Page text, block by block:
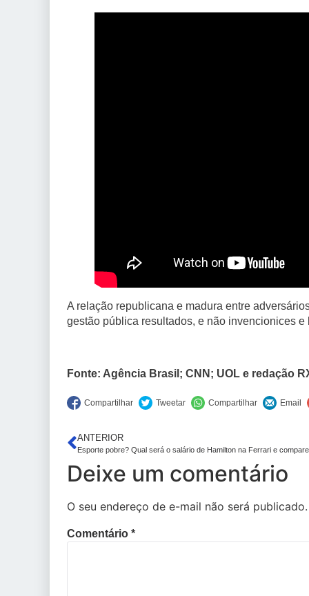
A relação republicana e madura entre
gestão pública resultados, e não invencionices e
Fonte: Agência Brasil; CNN; UOL e redação
ANTERIOR
Deixe um comentário
O seu endereço de e-mail não será publicado.
Comentário *